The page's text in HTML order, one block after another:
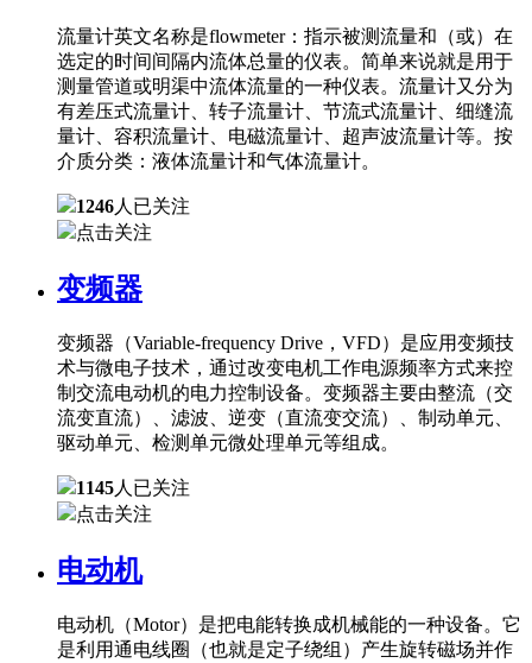
流量计英文名称是flowmeter：指示被测流量和（或）在
选定的时间间隔内流体总量的仪表。简单来说就是用于
测量管道或明渠中流体流量的一种仪表。流量计又分为
有差压式流量计、转子流量计、节流式流量计、细缝流
量计、容积流量计、电磁流量计、超声波流量计等。按
介质分类：液体流量计和气体流量计。
1246人已关注
点击关注
变频器
变频器（Variable-frequency Drive，VFD）是应用变频技
术与微电子技术，通过改变电机工作电源频率方式来控
制交流电动机的电力控制设备。变频器主要由整流（交
流变直流）、滤波、逆变（直流变交流）、制动单元、
驱动单元、检测单元微处理单元等组成。
1145人已关注
点击关注
电动机
电动机（Motor）是把电能转换成机械能的一种设备。它
是利用通电线圈（也就是定子绕组）产生旋转磁场并作